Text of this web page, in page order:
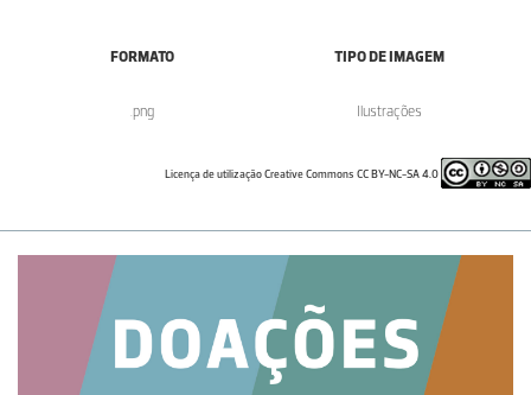
FORMATO
.png
TIPO DE IMAGEM
Ilustrações
Licença de utilização Creative Commons CC BY-NC-SA 4.0